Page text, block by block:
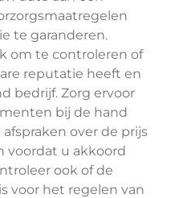
te garanderen.
om te controleren of
reputatie heeft en
bedrijf. Zorg ervoor
bij de hand
over de prijs
voordat u akkoord
ook of de
voor het regelen van